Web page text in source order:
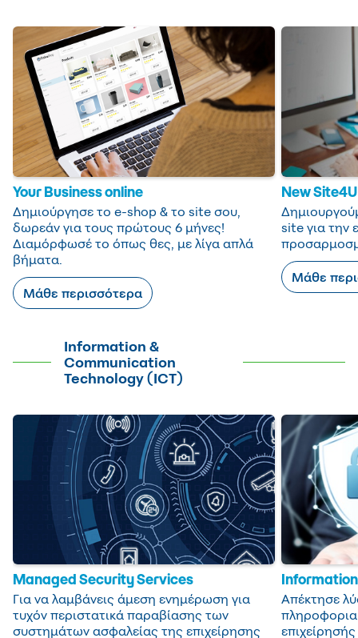
Your Business online
Δημιούργησε το e-shop & το site σου,
δωρεάν για τους πρώτους 6 μήνες!
Διαμόρφωσέ το όπως θες, με λίγα απλά
βήματα.
Μάθε περισσότερα
New Site4U
site για την
Μάθε
Information &
Communication
Technology (ICT)
Managed Security Services
Για να λαμβάνεις άμεση ενημέρωση για
τυχόν περιστατικά παραβίασης των
συστημάτων ασφαλείας της επιχείρησης
Απέκτησε